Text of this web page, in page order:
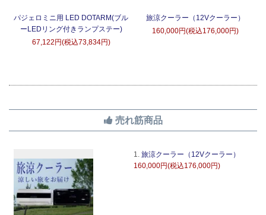
パジェロミニ用 LED DOTARM(ブル
ーLEDリング付きランプステー)
67,122円(税込73,834円)
旅涼クーラー（12Vクーラー）
160,000円(税込176,000円)
売れ筋商品
1.
旅涼クーラー（12Vクーラー）
160,000円(税込176,000円)